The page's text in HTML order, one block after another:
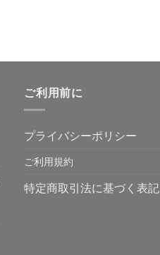
ご利用前に
プライバシーポリシー
ご利用規約
特定商取引法に基づく表記